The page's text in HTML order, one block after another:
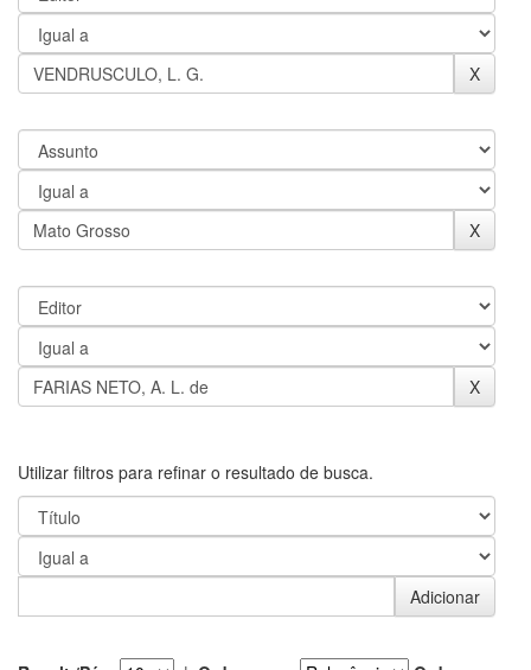
Utilizar filtros para refinar o resultado de busca.